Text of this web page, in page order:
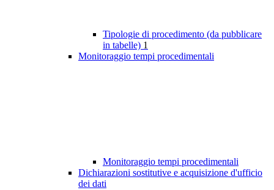
Tipologie di procedimento (da pubblicare
in tabelle) 1
Monitoraggio tempi procedimentali
Monitoraggio tempi procedimentali
Dichiarazioni sostitutive e acquisizione d'ufficio
dei dati